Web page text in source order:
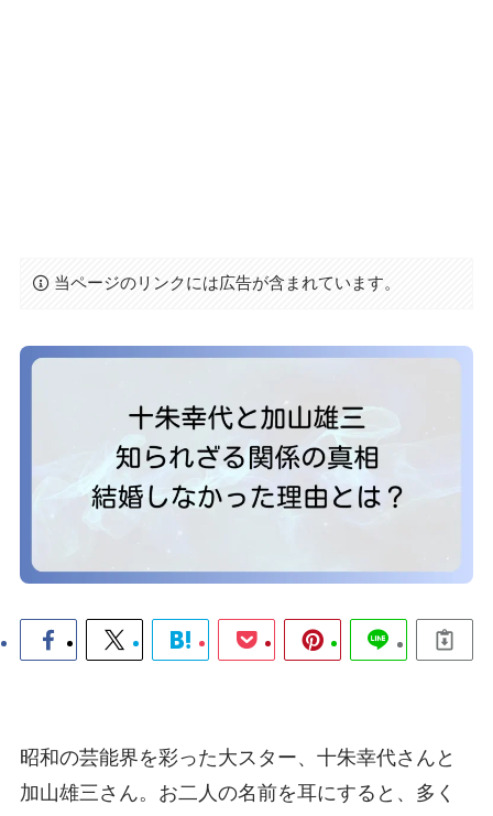
当ページのリンクには広告が含まれています。
昭和の芸能界を彩った大スター、十朱幸代さんと
加山雄三さん。お二人の名前を耳にすると、多く